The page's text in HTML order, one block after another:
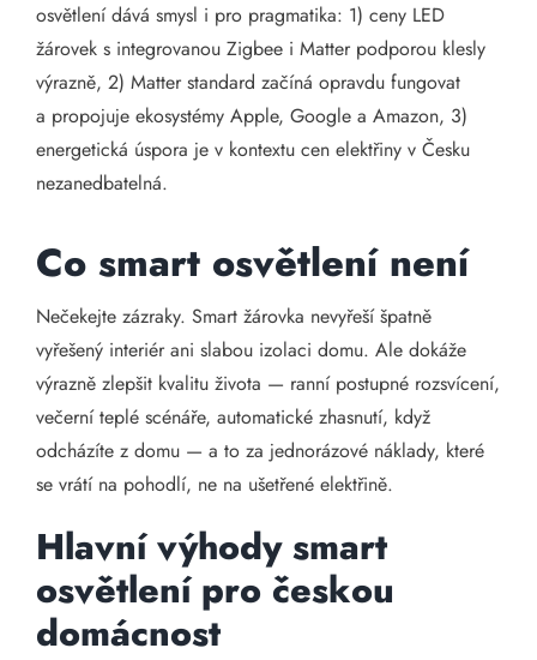
osvětlení dává smysl i pro pragmatika: 1) ceny LED
žárovek s integrovanou Zigbee i Matter podporou klesly
výrazně, 2) Matter standard začíná opravdu fungovat
a propojuje ekosystémy Apple, Google a Amazon, 3)
energetická úspora je v kontextu cen elektřiny v Česku
nezanedbatelná.
Co smart osvětlení není
Nečekejte zázraky. Smart žárovka nevyřeší špatně
vyřešený interiér ani slabou izolaci domu. Ale dokáže
výrazně zlepšit kvalitu života — ranní postupné rozsvícení,
večerní teplé scénáře, automatické zhasnutí, když
odcházíte z domu — a to za jednorázové náklady, které
se vrátí na pohodlí, ne na ušetřené elektřině.
Hlavní výhody smart
osvětlení pro českou
domácnost